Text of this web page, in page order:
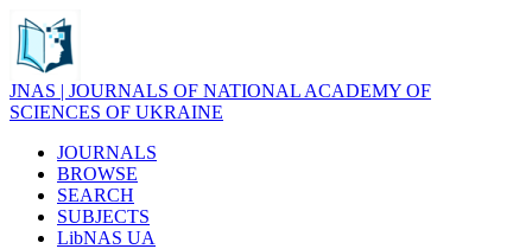
JNAS | JOURNALS OF NATIONAL ACADEMY OF
SCIENCES OF UKRAINE
JOURNALS
BROWSE
SEARCH
SUBJECTS
LibNAS UA